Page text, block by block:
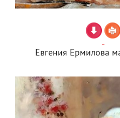
Евгения Ермилова